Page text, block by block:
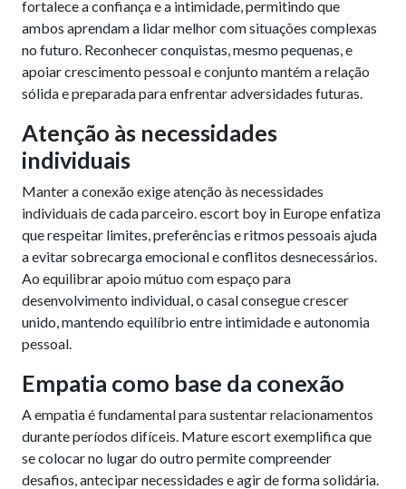
fortalece a confiança e a intimidade, permitindo que
ambos aprendam a lidar melhor com situações complexas
no futuro. Reconhecer conquistas, mesmo pequenas, e
apoiar crescimento pessoal e conjunto mantém a relação
sólida e preparada para enfrentar adversidades futuras.
Atenção às necessidades
individuais
Manter a conexão exige atenção às necessidades
individuais de cada parceiro. escort boy in Europe enfatiza
que respeitar limites, preferências e ritmos pessoais ajuda
a evitar sobrecarga emocional e conflitos desnecessários.
Ao equilibrar apoio mútuo com espaço para
desenvolvimento individual, o casal consegue crescer
unido, mantendo equilíbrio entre intimidade e autonomia
pessoal.
Empatia como base da conexão
A empatia é fundamental para sustentar relacionamentos
durante períodos difíceis. Mature escort exemplifica que
se colocar no lugar do outro permite compreender
desafios, antecipar necessidades e agir de forma solidária.